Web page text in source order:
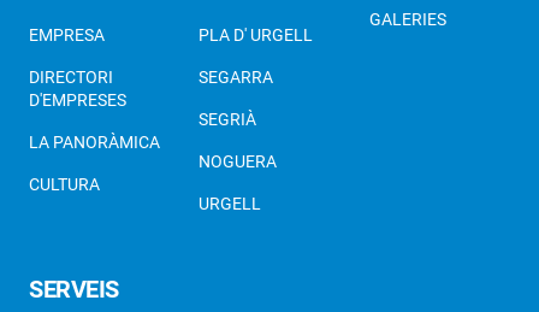
EMPRESA
DIRECTORI
D'EMPRESES
LA PANORÀMICA
CULTURA
PLA D' URGELL
SEGARRA
SEGRIÀ
NOGUERA
URGELL
GALERIES
SERVEIS